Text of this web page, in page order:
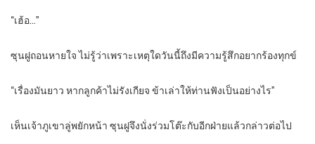
“เฮ้อ…”
ซุนฝูถอนหายใจ ไม่รู้ว่าเพราะเหตุใดวันนี้ถึงมีความรู้สึกอยากร้องทุกข์
“เรื่องมันยาว หากลูกค้าไม่รังเกียจ ข้าเล่าให้ท่านฟังเป็นอย่างไร”
เห็นเจ้าภูเขาลู่พยักหน้า ซุนฝูจึงนั่งร่วมโต๊ะกับอีกฝ่ายแล้วกล่าวต่อไป